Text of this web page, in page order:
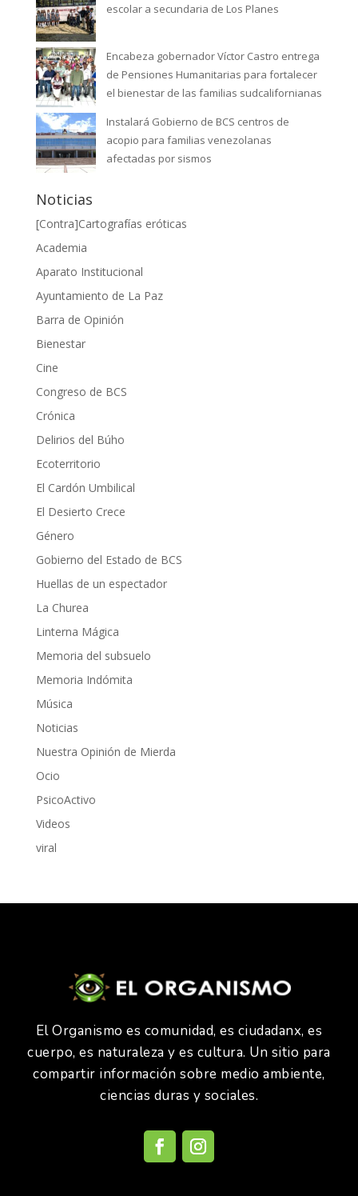
escolar a secundaria de Los Planes
Encabeza gobernador Víctor Castro entrega
de Pensiones Humanitarias para fortalecer
el bienestar de las familias sudcalifornianas
Instalará Gobierno de BCS centros de
acopio para familias venezolanas
afectadas por sismos
Noticias
[Contra]Cartografías eróticas
Academia
Aparato Institucional
Ayuntamiento de La Paz
Barra de Opinión
Bienestar
Cine
Congreso de BCS
Crónica
Delirios del Búho
Ecoterritorio
El Cardón Umbilical
El Desierto Crece
Género
Gobierno del Estado de BCS
Huellas de un espectador
La Churea
Linterna Mágica
Memoria del subsuelo
Memoria Indómita
Música
Noticias
Nuestra Opinión de Mierda
Ocio
PsicoActivo
Videos
viral
El Organismo es comunidad, es ciudadanx, es
cuerpo, es naturaleza y es cultura. Un sitio para
compartir información sobre medio ambiente,
ciencias duras y sociales.